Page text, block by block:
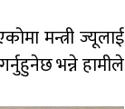
मन्त्री ज्यूलाई
भन्ने हामीले